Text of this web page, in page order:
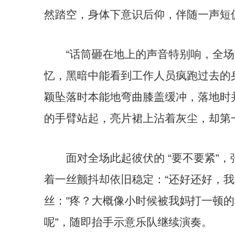
然踏空，身体下意识后仰，伴随一声短
“话筒砸在地上的声音特别响，全
忆，黑暗中能看到工作人员疯跑过去
颖坠落时本能地弯曲膝盖缓冲，落地
的手臂站起，亮片裙上沾着灰尘，却第
面对全场此起彼伏的 “要不要紧”
着一丝颤抖却依旧稳定：“还好还好，
丝："疼？大概像小时候被我妈打一顿
呢”，随即抬手示意乐队继续演奏。